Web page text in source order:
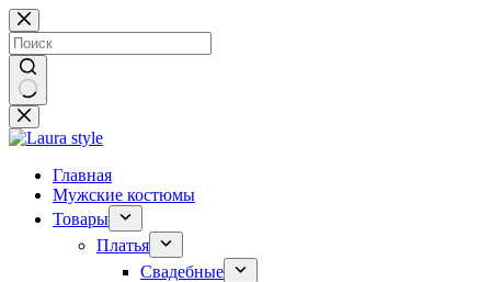
Перейти
к
сути
Ничего
не
Главная
Мужские костюмы
Товары
Платья
Свадебные